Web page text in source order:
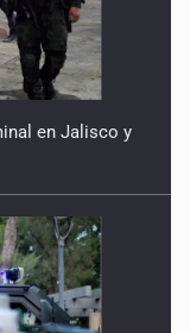
en Jalisco y